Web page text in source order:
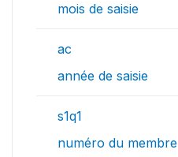
mois de saisie
ac
année de saisie
s1q1
numéro du membre